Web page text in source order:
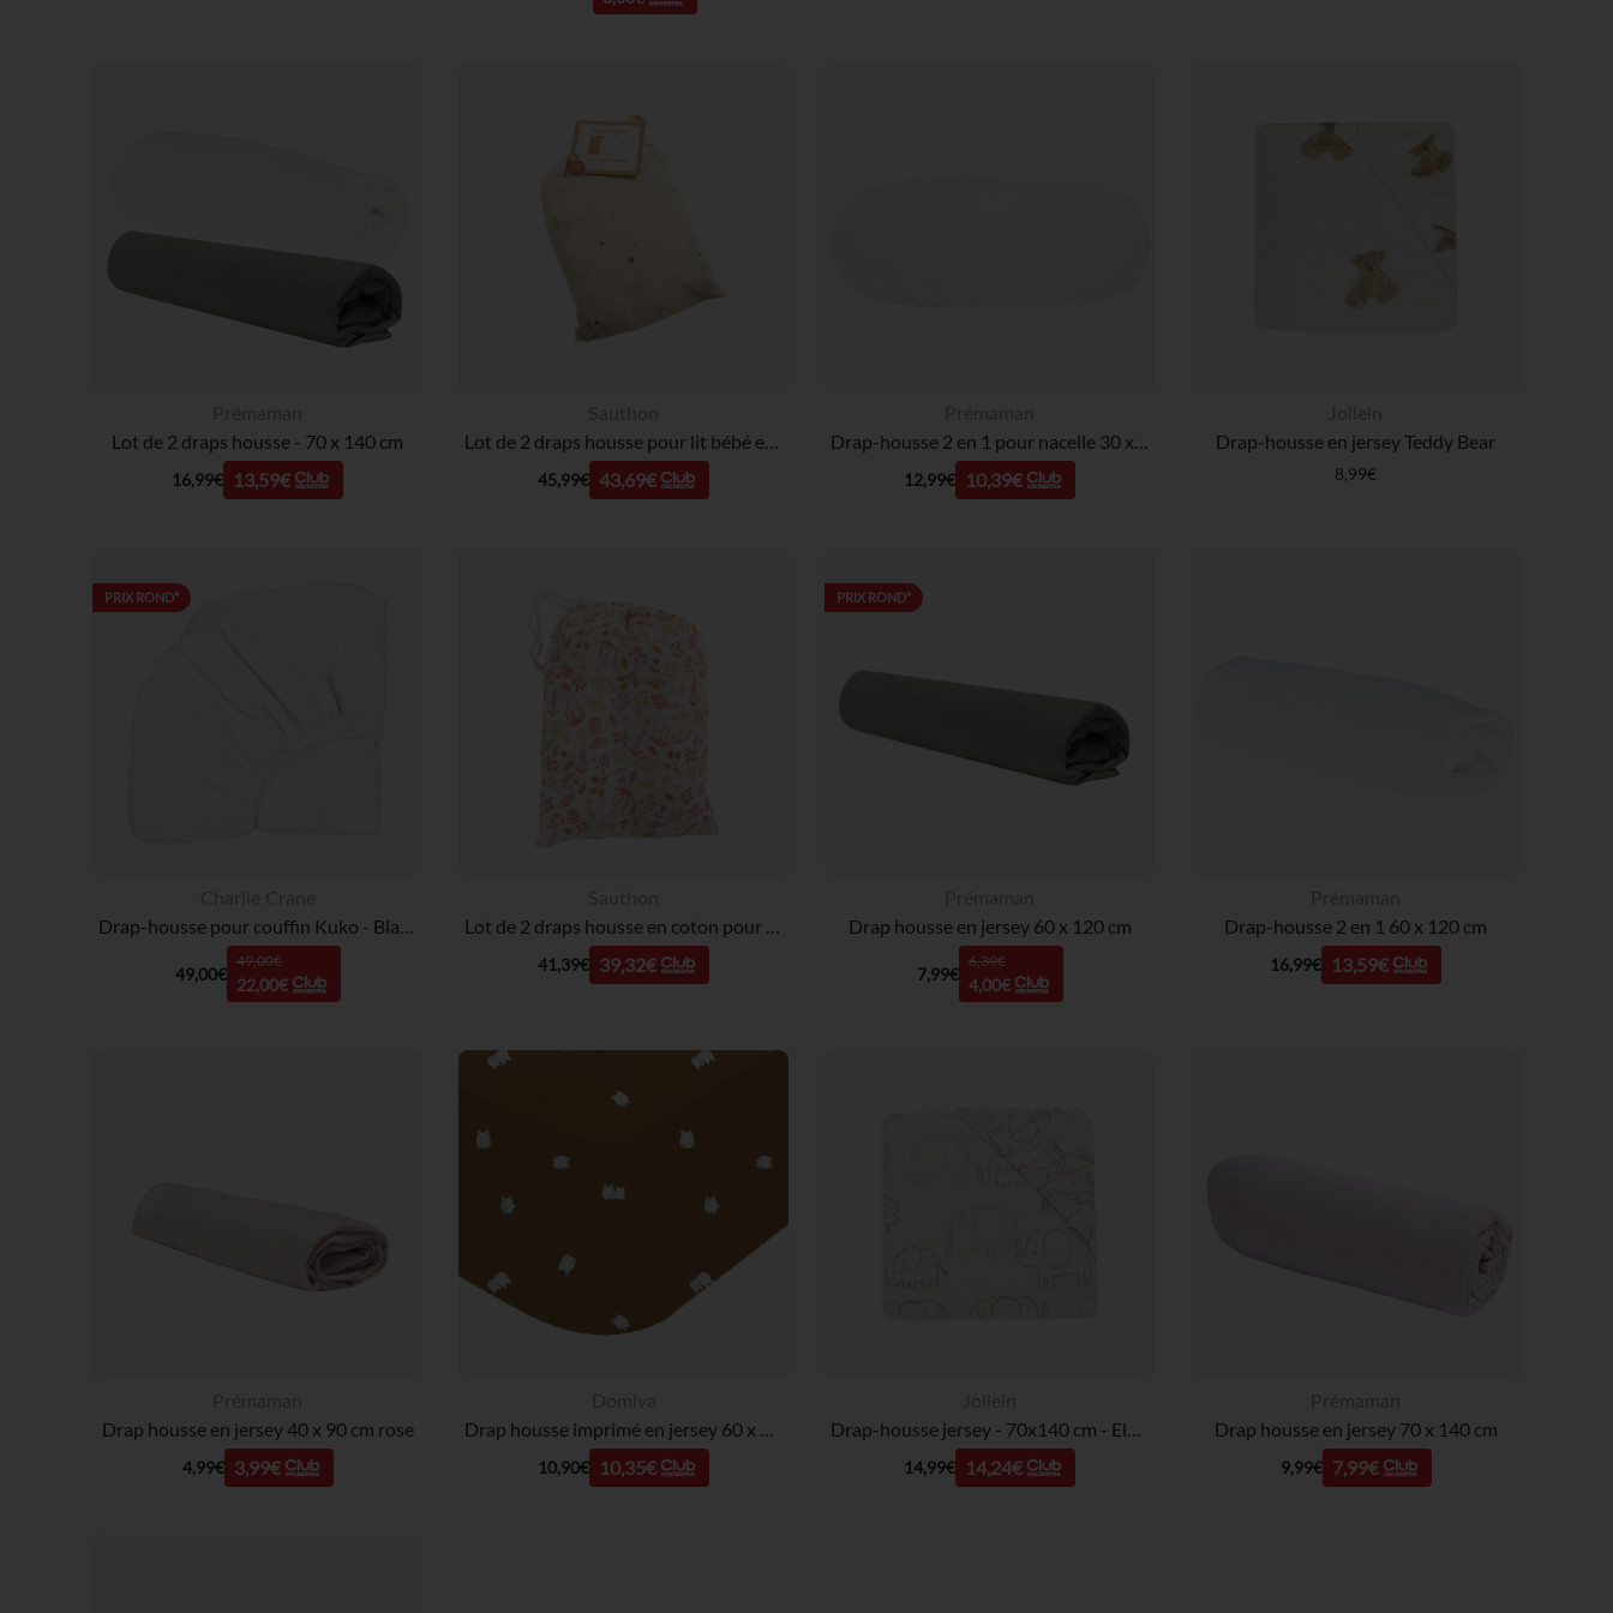
Lot de 2 draps housse - 70 x 140 cm
16,99€ 13,59€ 45,99€ 43,69€ 12,99€ 10,39€
Drap-housse en jersey Teddy Bear
8,99€
PRIX ROND*
49,00€
49,00€
22,00€
41,39€ 39,32€
PRIX ROND*
Drap housse en jersey 60 x 120 cm
7,99€
6,39€
4,00€
Drap-housse 2 en 1 60 x 120 cm
16,99€ 13,59€
Drap housse en jersey 40 x 90 cm rose
4,99€ 3,99€ 10,90€ 10,35€ 14,99€ 14,24€
Drap housse en jersey 70 x 140 cm
9,99€ 7,99€